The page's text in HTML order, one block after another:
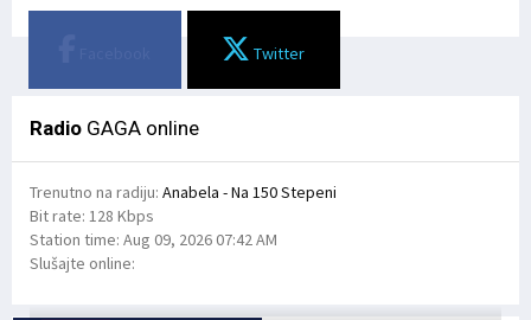
Twitter
Radio GAGA online
Trenutno na radiju: Anabela - Na 150 Stepeni
Bit rate: 128 Kbps
Station time: Aug 09, 2026 07:42 AM
Slušajte online: